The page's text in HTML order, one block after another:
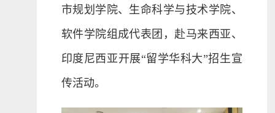
市规划学院、生命科学与技术学院、
软件学院组成代表团，赴马来西亚、
印度尼西亚开展“留学华科大”招生宣
传活动。